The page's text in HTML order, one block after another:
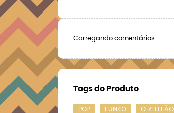
Carregando comentários ...
Tags do Produto
POP FUNKO O REI LEÃO